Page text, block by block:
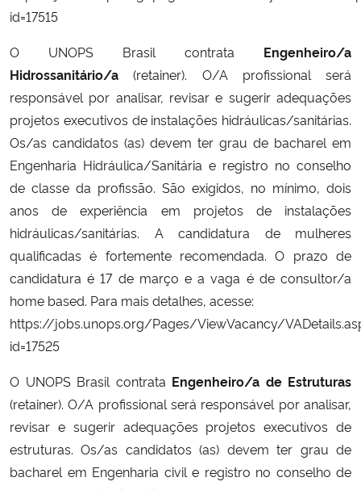
Secretaria-Geral
Secretaria de Governo
Gabinete de Segurança Institucional
Advocacia-Geral da União
Banco Central do Brasil
Planalto
id=17515
O UNOPS Brasil contrata Engenheiro/a
Hidrossanitário/a (retainer). O/A profissional será
responsável por analisar, revisar e sugerir adequações
projetos executivos de instalações hidráulicas/sanitárias.
Os/as candidatos (as) devem ter grau de bacharel em
Engenharia Hidráulica/Sanitária e registro no conselho
de classe da profissão. São exigidos, no mínimo, dois
anos de experiência em projetos de instalações
hidráulicas/sanitárias. A candidatura de mulheres
qualificadas é fortemente recomendada. O prazo de
candidatura é 17 de março e a vaga é de consultor/a
home based. Para mais detalhes, acesse:
https://jobs.unops.org/Pages/ViewVacancy/
id=17525
O UNOPS Brasil contrata Engenheiro/a de Estruturas
(retainer). O/A profissional será responsável por analisar,
revisar e sugerir adequações projetos executivos de
estruturas. Os/as candidatos (as) devem ter grau de
bacharel em Engenharia civil e registro no conselho de